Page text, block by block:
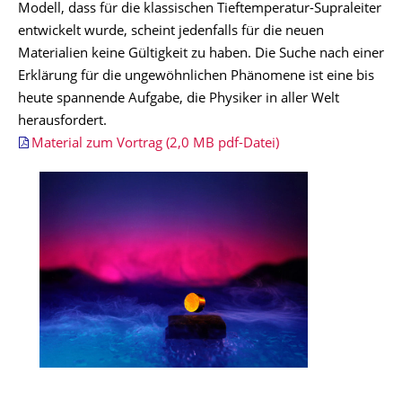
Modell, dass für die klassischen Tieftemperatur-Supraleiter
entwickelt wurde, scheint jedenfalls für die neuen
Materialien keine Gültigkeit zu haben. Die Suche nach einer
Erklärung für die ungewöhnlichen Phänomene ist eine bis
heute spannende Aufgabe, die Physiker in aller Welt
herausfordert.
Material zum Vortrag (2,0 MB pdf-Datei)